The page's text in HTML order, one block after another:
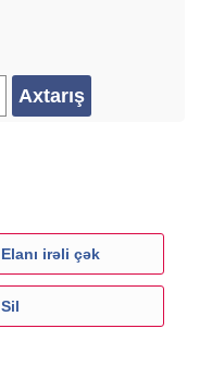
Elanı irəli çək
Sil